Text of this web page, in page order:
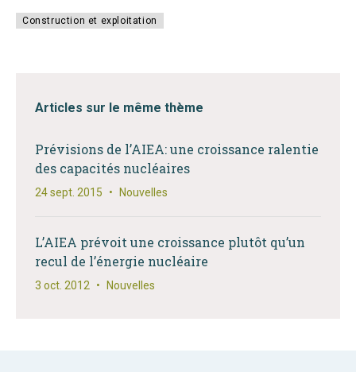
Construction et exploitation
Articles sur le même thème
Prévisions de l’AIEA: une croissance ralentie
des capacités nucléaires
24 sept. 2015 • Nouvelles
L’AIEA prévoit une croissance plutôt qu’un
recul de l’énergie nucléaire
3 oct. 2012 • Nouvelles